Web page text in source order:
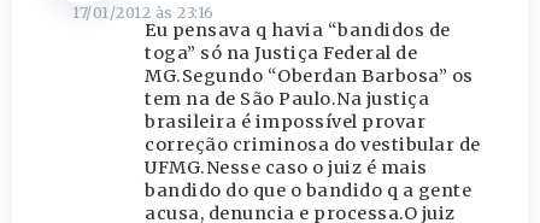
17/01/2012 às 23:16
Eu pensava q havia “bandidos de
toga” só na Justiça Federal de
MG.Segundo “Oberdan Barbosa” os
tem na de São Paulo.Na justiça
brasileira é impossível provar
correção criminosa do vestibular de
UFMG.Nesse caso o juiz é mais
bandido do que o bandido q a gente
acusa, denuncia e processa.O juiz